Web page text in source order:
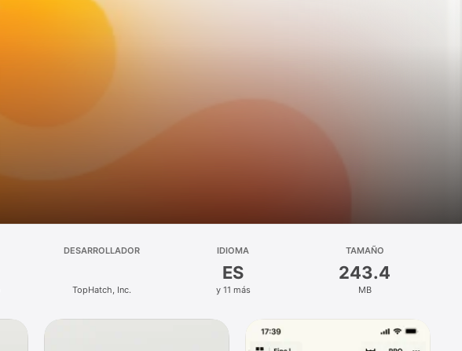
DESARROLLADOR
TopHatch, Inc.
IDIOMA
ES
y 11 más
TAMAÑO
243.4
MB